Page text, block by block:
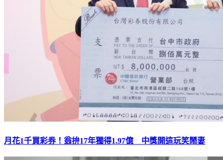
月花1千買彩券！翁拚17年獨得1.97億 中獎開這玩笑鬧妻